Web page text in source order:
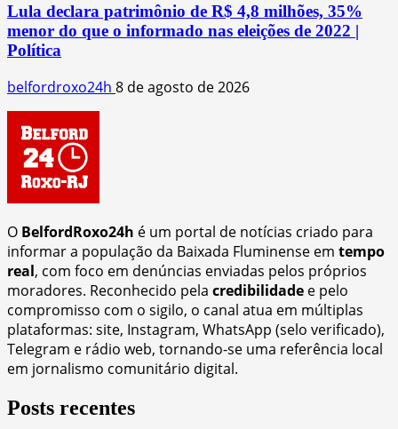
Lula declara patrimônio de R$ 4,8 milhões, 35%
menor do que o informado nas eleições de 2022 |
Política
belfordroxo24h 8 de agosto de 2026
O BelfordRoxo24h é um portal de notícias criado para
informar a população da Baixada Fluminense em tempo
real, com foco em denúncias enviadas pelos próprios
moradores. Reconhecido pela credibilidade e pelo
compromisso com o sigilo, o canal atua em múltiplas
plataformas: site, Instagram, WhatsApp (selo verificado),
Telegram e rádio web, tornando-se uma referência local
em jornalismo comunitário digital.
Posts recentes